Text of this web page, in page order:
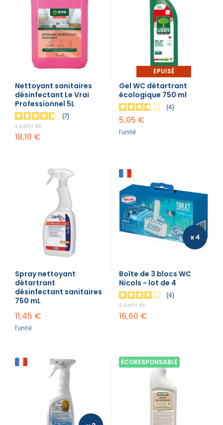
Nettoyant sanitaires
désinfectant Le Vrai
Professionnel 5L
7
a partir de
18,10 €
EPUISÉ
Gel WC détartrant
écologique 750 ml
4
5,05 €
l'unité
Spray nettoyant
détartrant
désinfectant sanitaires
750 mL
11,45 €
l'unité
Boîte de 3 blocs WC
Nicols - lot de 4
4
a partir de
16,60 €
ÉCORESPONSABLE